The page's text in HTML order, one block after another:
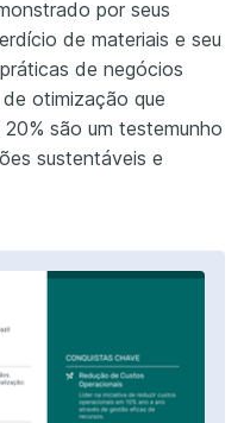
por seus
de materiais e seu
de negócios
otimização que
são um testemunho
sustentáveis e